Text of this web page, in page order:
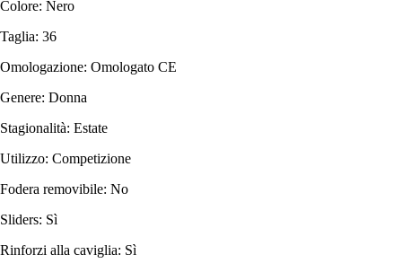
Colore: Nero
Taglia: 36
Omologazione: Omologato CE
Genere: Donna
Stagionalità: Estate
Utilizzo: Competizione
Fodera removibile: No
Sliders: Sì
Rinforzi alla caviglia: Sì